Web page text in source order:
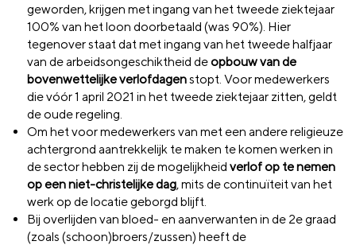
geworden, krijgen met ingang van het tweede ziektejaar
100% van het loon doorbetaald (was 90%). Hier
tegenover staat dat met ingang van het tweede halfjaar
van de arbeidsongeschiktheid deopbouw van de
bovenwettelijke verlofdagenstopt. Voor medewerkers
die vóór 1 april 2021 in het tweede ziektejaar zitten, geldt
de oude regeling.
Om het voor medewerkers van met een andere religieuze
achtergrond aantrekkelijk te maken te komen werken in
de sector hebben zij de mogelijkheid verlof op te nemen
op een niet-christelijke dag, mits de continuïteit van het
werk op de locatie geborgd blijft.
Bij overlijden van bloed- en aanverwanten in de 2e graad
(zoals (schoon)broers/zussen) heeft de